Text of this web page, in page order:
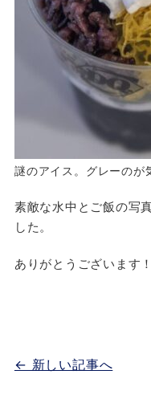
謎のアイス。グレーのが
素敵な水中とご飯の写
した。
ありがとうございます！
← 新しい記事へ